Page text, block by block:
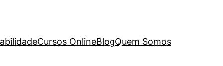
Cursos OnlineBlogQuem Somos